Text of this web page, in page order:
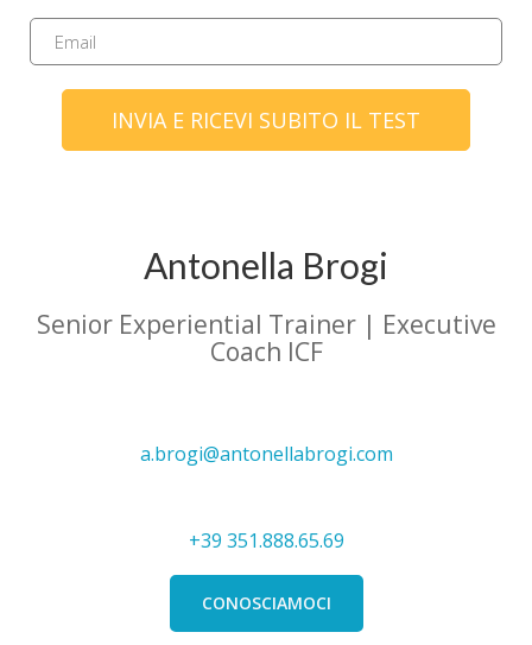
Antonella Brogi
Senior Experiential Trainer | Executive
Coach ICF
a.brogi@antonellabrogi.com
+39 351.888.65.69
CONOSCIAMOCI